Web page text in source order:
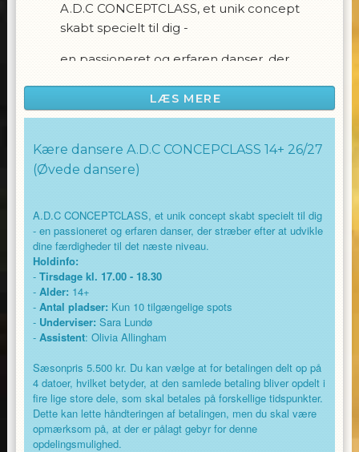
A.D.C CONCEPTCLASS, et unik concept
skabt specielt til dig -
en passioneret og erfaren danser, der
det næste niveau.
Holdinfo:
-Alder:14+
-Antal pladser:Kun 10 tilgængelige spots
- Underviser:Sara Lundø
: Olivia Allingham
Hvad kan du forvente:
-Intensiv træning med fokus på individuel
LÆS MERE
Kære dansere A.D.C CONCEPCLASS 14+ 26/27
(Øvede dansere)
A.D.C CONCEPTCLASS, et unik concept skabt specielt til dig
- en passioneret og erfaren danser, der stræber efter at udvikle
dine færdigheder til det næste niveau.
Holdinfo:
- Tirsdage kl. 17.00 - 18.30
- Alder: 14+
-Antal pladser: Kun 10 tilgængelige spots
- Underviser: Sara Lundø
- Assistent: Olivia Allingham
Sæsonpris 5.500 kr. Du kan vælge at for betalingen delt op på
4 datoer, hvilket betyder, at den samlede betaling bliver opdelt i
fire lige store dele, som skal betales på forskellige tidspunkter.
Dette kan lette håndteringen af betalingen, men du skal være
opmærksom på, at der er pålagt gebyr for denne
opdelingsmulighed.